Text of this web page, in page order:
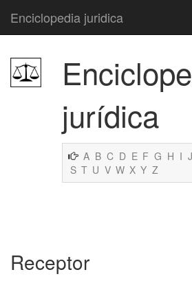
Enciclopedia juridica
jurídica
A B C D E F G H I J
S T U V W X Y Z
Receptor